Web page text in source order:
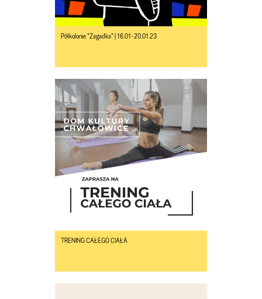
Półkolonie "Zagadka" | 16.01-20.01.23
TRENING CAŁEGO CIAŁA